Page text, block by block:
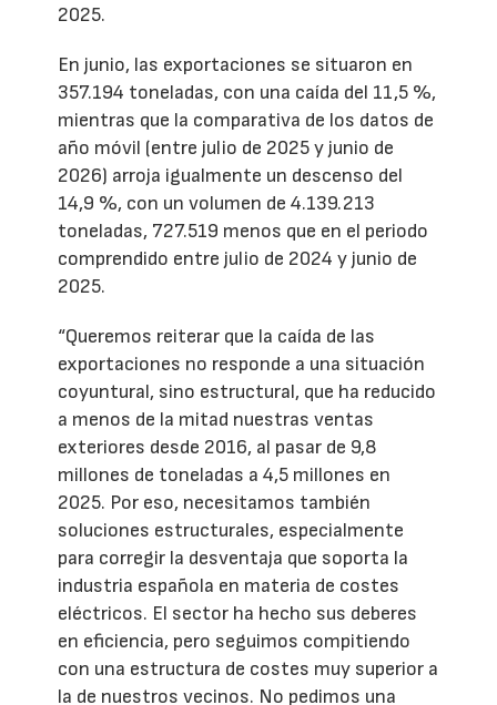
2025.
En junio, las exportaciones se situaron en
357.194 toneladas, con una caída del 11,5 %,
mientras que la comparativa de los datos de
año móvil (entre julio de 2025 y junio de
2026) arroja igualmente un descenso del
14,9 %, con un volumen de 4.139.213
toneladas, 727.519 menos que en el periodo
comprendido entre julio de 2024 y junio de
2025.
“Queremos reiterar que la caída de las
exportaciones no responde a una situación
coyuntural, sino estructural, que ha reducido
a menos de la mitad nuestras ventas
exteriores desde 2016, al pasar de 9,8
millones de toneladas a 4,5 millones en
2025. Por eso, necesitamos también
soluciones estructurales, especialmente
para corregir la desventaja que soporta la
industria española en materia de costes
eléctricos. El sector ha hecho sus deberes
en eficiencia, pero seguimos compitiendo
con una estructura de costes muy superior a
la de nuestros vecinos. No pedimos una